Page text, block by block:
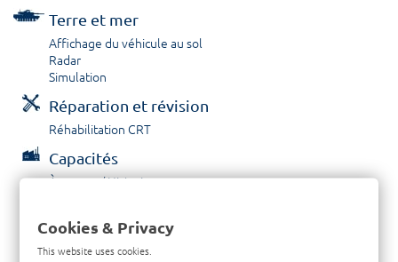
Terre et mer
Affichage du véhicule au sol
Radar
Simulation
Réparation et révision
Réhabilitation CRT
Capacités
À propos / Historique
Contactez nous
Cookies & Privacy
This website uses cookies.